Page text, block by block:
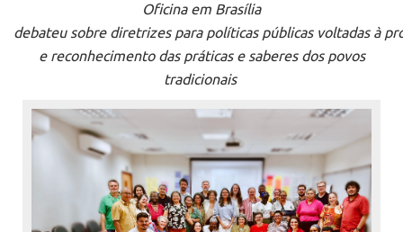
Oficina em Brasília
debateu sobre diretrizes para políticas públicas voltadas à
e reconhecimento das práticas e saberes dos povos
tradicionais